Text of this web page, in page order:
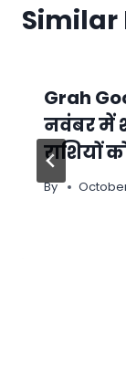
Similar
Grah
नवंबर में
राशियों
By